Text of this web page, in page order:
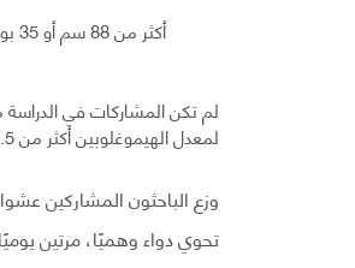
أكثر من 88 سم أو 35 بوصة لدى الإناث.
لم تكن المشاركات في
لمعدل الهيموغلوبين أكثر من 6.5%، ولم يتلقوا أي علاج أو أدوية لداء السكري.
تحوي دواء وهميًا، مرتين يوميًا